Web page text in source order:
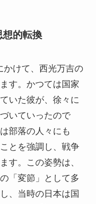
想的転換
かけて、西光万吉の
す。かつては国家
いた彼が、徐々に
いていったので
部落の人々にも
とを強調し、戦争
す。この姿勢は、
「変節」として多
、当時の日本は国